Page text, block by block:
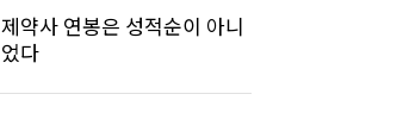
제약사 연봉은 성적순이 아니
었다